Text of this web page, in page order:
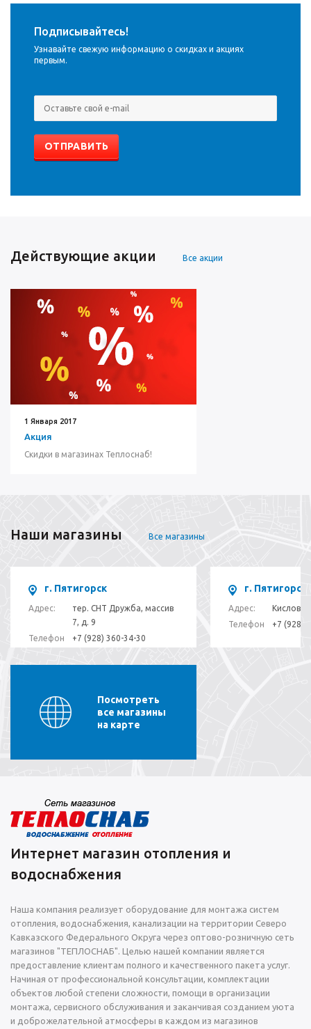
Подписывайтесь!
Узнавайте свежую информацию о скидках и акциях
первым.
Действующие акции Все акции
1 Января 2017
Акция
Cкидки в магазинах Теплоснаб!
Наши магазины Все магазины
г. Пятигорск
Адрес:
тер. СНТ Дружба, массив
7, д. 9
Телефон
+7 (928) 360-34-30
г. Пятигорск
Адрес:
Телефон
+7 (928)-
Посмотреть
все магазины
на карте
Интернет магазин отопления и
водоснабжения
Наша компания реализует оборудование для монтажа систем
отопления, водоснабжения, канализации на территории Северо
Кавказского Федерального Округа через оптово-розничную сеть
магазинов "ТЕПЛОСНАБ". Целью нашей компании является
предоставление клиентам полного и качественного пакета услуг.
Начиная от профессиональной консультации, комплектации
объектов любой степени сложности, помощи в организации
монтажа, сервисного обслуживания и заканчивая созданием уюта
и доброжелательной атмосферы в каждом из магазинов